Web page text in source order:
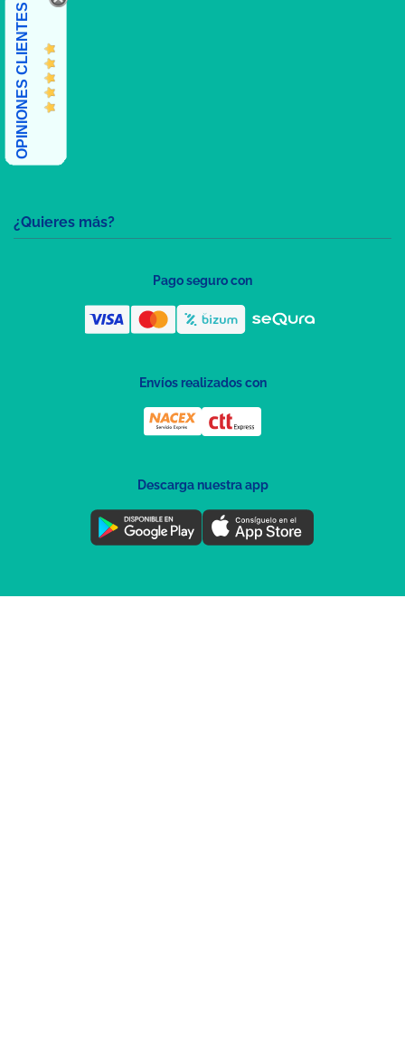
¿Quieres más?
OPINIONES CLIENTES
Pago seguro con
Envíos realizados con
Descarga nuestra app